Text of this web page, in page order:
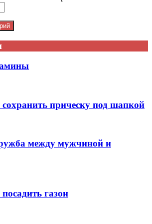
прическу под шапкой
между мужчиной и
газон